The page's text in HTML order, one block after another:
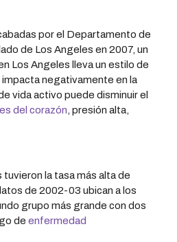
por el Departamento de
de Los Angeles en 2007, un
Los Angeles lleva un estilo de
negativamente en la
vida activo puede disminuir el
del corazón , presión alta,
tuvieron la tasa más alta de
de 2002-03 ubican a los
grupo más grande con dos
de enfermedad